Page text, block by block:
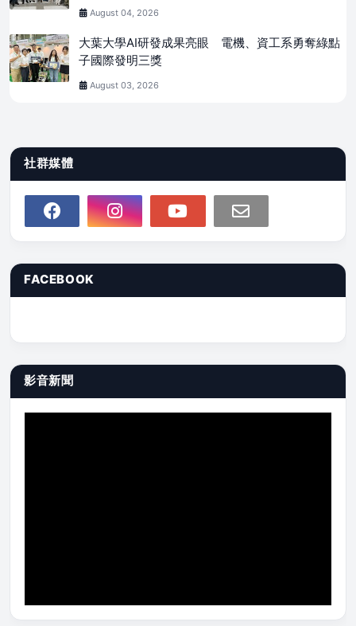
August 04, 2026
大葉大學AI研發成果亮眼 電機、資工系勇奪綠點
子國際發明三獎
August 03, 2026
社群媒體
FACEBOOK
影音新聞